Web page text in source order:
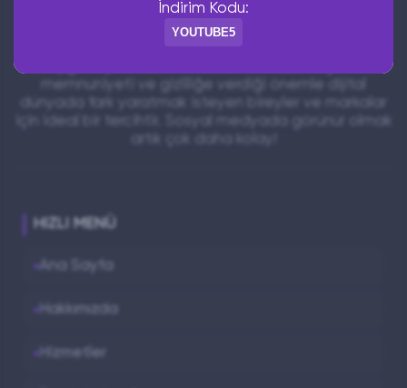
İndirim Kodu:
YOUTUBE5
ekonomik bir dijital hizmet sağlayıcısıdır. Instagram,
TikTok, X (Twitter), YouTube ve daha birçok platform
HIZLI MENÜ
Ana Sayfa
Hizmetler